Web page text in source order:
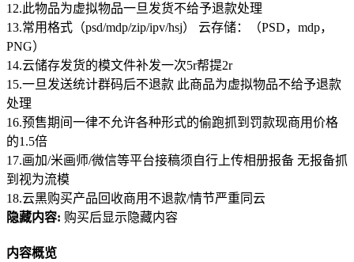
12.此物品为虚拟物品一旦发货不给予退款处理
13.常用格式（psd/mdp/zip/ipv/hsj） 云存储：（PSD，mdp，
PNG）
14.云储存发货的模文件补发一次5r帮提2r
15.一旦发送统计群码后不退款 此商品为虚拟物品不给予退款
处理
16.预售期间一律不允许各种形式的偷跑抓到罚款现商用价格
的1.5倍
17.画加/米画师/微信等平台接稿须自行上传相册报备 无报备抓
到视为流模
18.云黑购买产品回收商用不退款/情节严重同云
隐藏内容: 购买后显示隐藏内容
内容概览